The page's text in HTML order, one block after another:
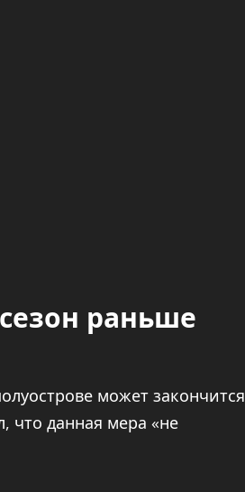
раньше
может закончится
что данная мера «не